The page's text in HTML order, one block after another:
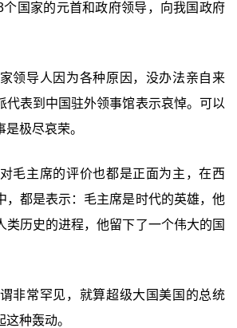
国家的元首和政府领导，向我国政府
领导人因为各种原因，没办法亲自来
代表到中国驻外领事馆表示哀悼。可以
极尽哀荣。
毛主席的评价也都是正面为主，在西
，都是表示：毛主席是时代的英雄，他
类历史的进程，他留下了一个伟大的国
非常罕见，就算超级大国美国的总统
种轰动。